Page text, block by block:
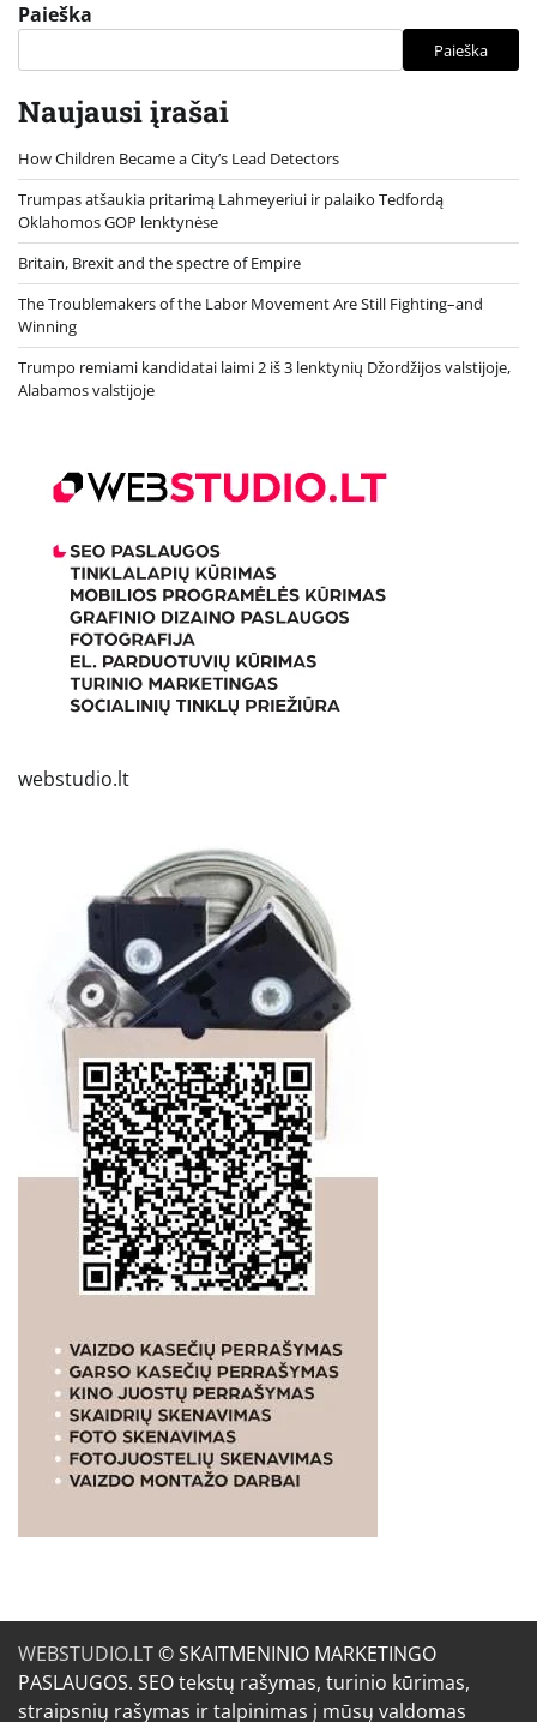
Paieška
Paieška
Naujausi įrašai
How Children Became a City’s Lead Detectors
Trumpas atšaukia pritarimą Lahmeyeriui ir palaiko Tedfordą
Oklahomos GOP lenktynėse
Britain, Brexit and the spectre of Empire
The Troublemakers of the Labor Movement Are Still Fighting–and
Winning
Trumpo remiami kandidatai laimi 2 iš 3 lenktynių Džordžijos valstijoje,
Alabamos valstijoje
webstudio.lt
WEBSTUDIO.LT© SKAITMENINIO MARKETINGO
PASLAUGOS. SEO tekstų rašymas, turinio kūrimas,
straipsnių rašymas ir talpinimas į mūsų valdomas